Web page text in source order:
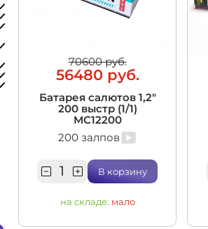
70600 руб.
56480 руб.
Батарея салютов 1,2"
200 выстр (1/1)
MC12200
200 залпов
В корзину
на складе: мало